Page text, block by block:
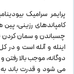
پرایمر سرامیک
کامپاندهای رزینی،
چسباندن و سمان کردن
اینله و آنله است و در
دوگانه، موجب بالا رفتن